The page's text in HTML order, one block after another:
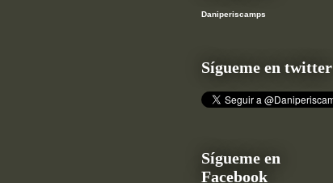
Daniperiscamps
Sígueme en twitter
Sígueme en
Facebook